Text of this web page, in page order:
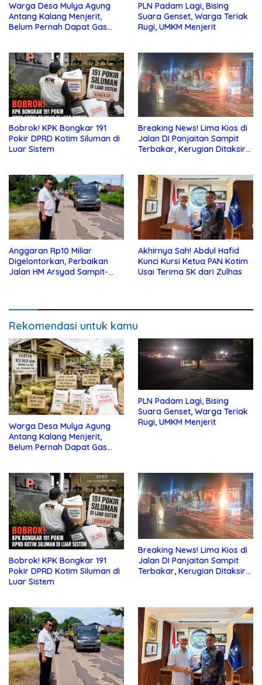
Warga Desa Mulya Agung
Antang Kalang Menjerit,
Belum Pernah Dapat Gas
PLN Padam Lagi, Bising
Suara Genset, Warga Teriak
Rugi, UMKM Menjerit
Bobrok! KPK Bongkar 191
Pokir DPRD Kotim Siluman di
Luar Sistem
Breaking News! Lima Kios di
Jalan DI Panjaitan Sampit
Terbakar, Kerugian Ditaksir
Anggaran Rp10 Miliar
Digelontorkan, Perbaikan
Jalan HM Arsyad Sampit-
Akhirnya Sah! Abdul Hafid
Kunci Kursi Ketua PAN Kotim
Usai Terima SK dari Zulhas
Rekomendasi untuk kamu
Warga Desa Mulya Agung
Antang Kalang Menjerit,
Belum Pernah Dapat Gas
PLN Padam Lagi, Bising
Suara Genset, Warga Teriak
Rugi, UMKM Menjerit
Bobrok! KPK Bongkar 191
Pokir DPRD Kotim Siluman di
Luar Sistem
Breaking News! Lima Kios di
Jalan DI Panjaitan Sampit
Terbakar, Kerugian Ditaksir